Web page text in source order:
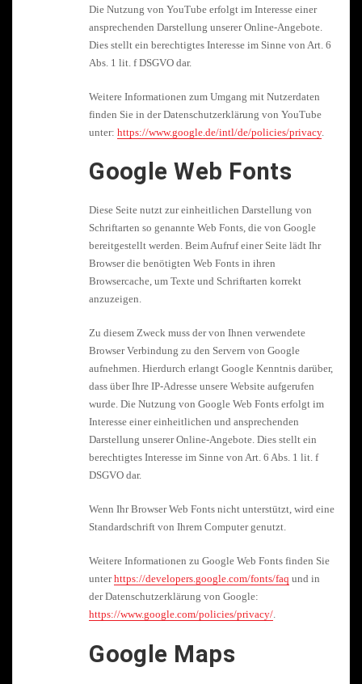
Die Nutzung von YouTube erfolgt im Interesse einer
ansprechenden Darstellung unserer Online-Angebote.
Dies stellt ein berechtigtes Interesse im Sinne von Art. 6
Abs. 1 lit. f DSGVO dar.
Weitere Informationen zum Umgang mit Nutzerdaten
finden Sie in der Datenschutzerklärung von YouTube
unter:https://www.google.de/intl/de/policies/privacy.
Google Web Fonts
Diese Seite nutzt zur einheitlichen Darstellung von
Schriftarten so genannte Web Fonts, die von Google
bereitgestellt werden. Beim Aufruf einer Seite lädt Ihr
Browser die benötigten Web Fonts in ihren
Browsercache, um Texte und Schriftarten korrekt
anzuzeigen.
Zu diesem Zweck muss der von Ihnen verwendete
Browser Verbindung zu den Servern von Google
aufnehmen. Hierdurch erlangt Google Kenntnis darüber,
dass über Ihre IP-Adresse unsere Website aufgerufen
wurde. Die Nutzung von Google Web Fonts erfolgt im
Interesse einer einheitlichen und ansprechenden
Darstellung unserer Online-Angebote. Dies stellt ein
berechtigtes Interesse im Sinne von Art. 6 Abs. 1 lit. f
DSGVO dar.
Wenn Ihr Browser Web Fonts nicht unterstützt, wird eine
Standardschrift von Ihrem Computer genutzt.
Weitere Informationen zu Google Web Fonts finden Sie
unterhttps://developers.google.com/fonts/faq und in
der Datenschutzerklärung von Google:
https://www.google.com/policies/privacy/.
Google Maps